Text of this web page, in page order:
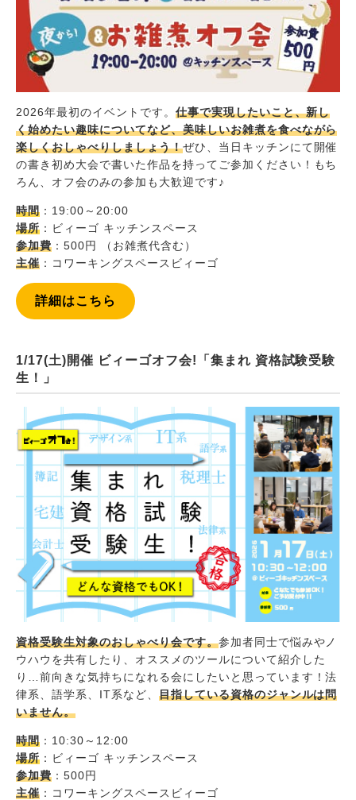
2026年最初のイベントです。 仕事で実現したいこと、新し
く始めたい趣味についてなど、美味しいお雑煮を食べながら
楽しくおしゃべりしましょう！ぜひ、当日キッチンにて開催
の書き初め大会で書いた作品を持ってご参加ください！もち
ろん、オフ会のみの参加も大歓迎です♪
時間：19:00～20:00
場所：ビィーゴ キッチンスペース
参加費：500円 （お雑煮代含む）
主催：コワーキングスペースビィーゴ
詳細はこちら
1/17(土)開催 ビィーゴオフ会!「集まれ 資格試験受験
生！」
資格受験生対象のおしゃべり会です。参加者同士で悩みやノ
ウハウを共有したり、オススメのツールについて紹介した
り…前向きな気持ちになれる会にしたいと思っています！法
律系、語学系、IT系など、 目指している資格のジャンルは問
いません。
時間：10:30～12:00
場所：ビィーゴ キッチンスペース
参加費：500円
主催：コワーキングスペースビィーゴ